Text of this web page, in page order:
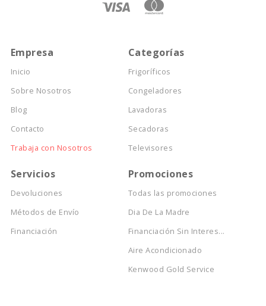
Empresa
Inicio
Sobre Nosotros
Blog
Contacto
Trabaja con Nosotros
Categorías
Frigoríficos
Congeladores
Lavadoras
Secadoras
Televisores
Servicios
Devoluciones
Métodos de Envío
Financiación
Promociones
Todas las promociones
Dia De La Madre
Financiación Sin Interes...
Aire Acondicionado
Kenwood Gold Service